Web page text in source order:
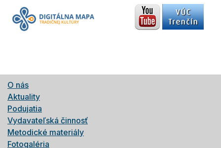
O nás
Aktuality
Podujatia
Vydavateľská činnosť
Metodické materiály
Fotogaléria